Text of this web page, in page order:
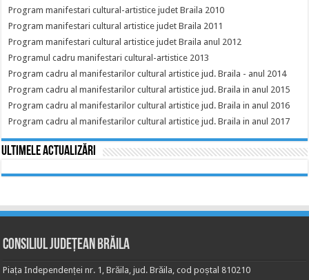
Program manifestari cultural-artistice judet Braila 2010
Program manifestari cultural artistice judet Braila 2011
Program manifestari cultural artistice judet Braila anul 2012
Programul cadru manifestari cultural-artistice 2013
Program cadru al manifestarilor cultural artistice jud. Braila - anul 2014
Program cadru al manifestarilor cultural artistice jud. Braila in anul 2015
Program cadru al manifestarilor cultural artistice jud. Braila in anul 2016
Program cadru al manifestarilor cultural artistice jud. Braila in anul 2017
Ultimele actualizări
Consiliul Județean Brăila
Piața Independenței nr. 1, Brăila, jud. Brăila, cod poștal 810210